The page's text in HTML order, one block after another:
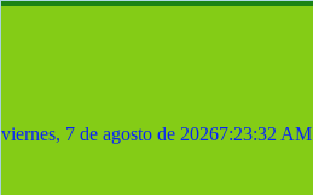
viernes, 7 de agosto de 20267:23:33 AM